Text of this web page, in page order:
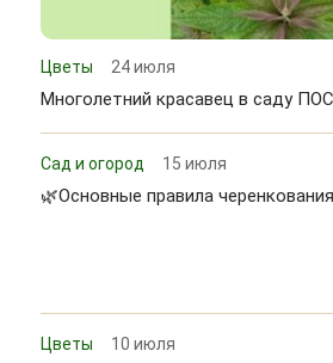
Цветы 24 июля
Многолетний красавец в саду
Сад и огород 15 июля
🌿Основные правила черенкования.
Цветы 10 июля